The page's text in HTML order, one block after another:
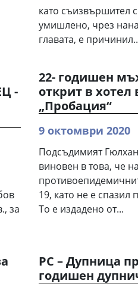
като съизвършител
умишлено, чрез
главата, е
-
за
22- годишен
открит в
„Пробация“
9 октомври 2020
Подсъдимият
виновен в това, че
19, като не е спазил
То е издадено от...
РС – Дупница
годишен